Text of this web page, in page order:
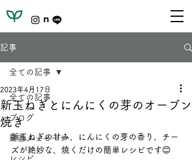
記事
全ての記事
ブログ
動画メッセージ
レシピ
全ての記事
新玉ねぎとにんにくの芽のオーブン
焼き
2023年4月17日
新玉ねぎの甘み、にんにくの芽の香り、チー
ズが絶妙な、焼くだけの簡単レシピです😊